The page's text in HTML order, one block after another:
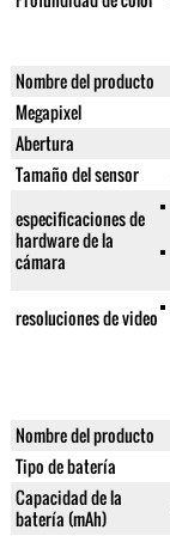
Nombre del producto
Megapixel
Abertura
Tamaño del sensor
especificaciones de
hardware de la
cámara
resoluciones de video
Nombre del producto
Tipo de batería
Capacidad de la
batería (mAh)